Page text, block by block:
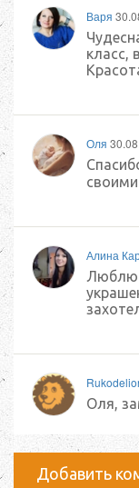
Варя
класс,
Оля
Алина
Люблю
Оля,
Добавить